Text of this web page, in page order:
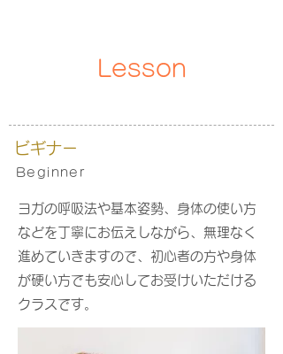
Lesson
ビギナー
Beginner
ヨガの呼吸法や基本姿勢、身体の使い方
などを丁寧にお伝えしながら、無理なく
進めていきますので、初心者の方や身体
が硬い方でも安心してお受けいただける
クラスです。